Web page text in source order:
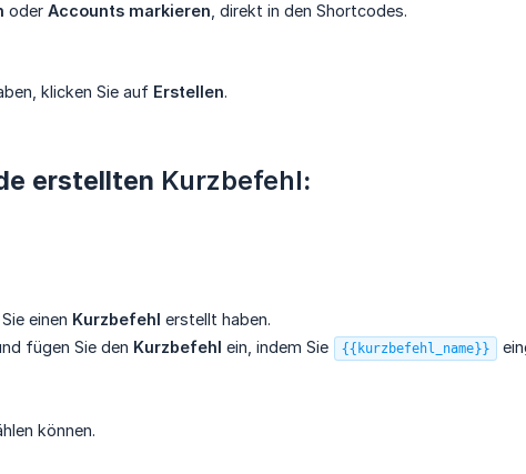
oder Accounts markieren , direkt in den Shortcodes.
klicken Sie auf Erstellen.
erstellten Kurzbefehl:
einen Kurzbefehl erstellt haben.
fügen Sie den Kurzbefehl ein, indem Sie {{kurzbefehl_name}}
können.